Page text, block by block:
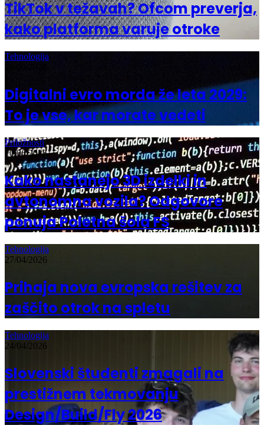
TikTok v težavah? Ofcom preverja,
kako platforma varuje otroke
Tehnologija
Digitalni evro morda že leta 2029:
To je vse, kar morate vedeti
Priložnosti
10/06/2026
Kako nastanejo 3D izdelki in
avtonomna vozila? Odgovore
ponuja Poletna šola FS
Tehnologija
27/04/2026
Prihaja nova evropska rešitev za
zaščito otrok na spletu
Tehnologija
24/04/2026
Slovenski študenti zmagali na
prestižnem tekmovanju
Design/Build/Fly 2026